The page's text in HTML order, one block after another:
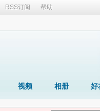
RSS订阅 帮助
视频 相册 好